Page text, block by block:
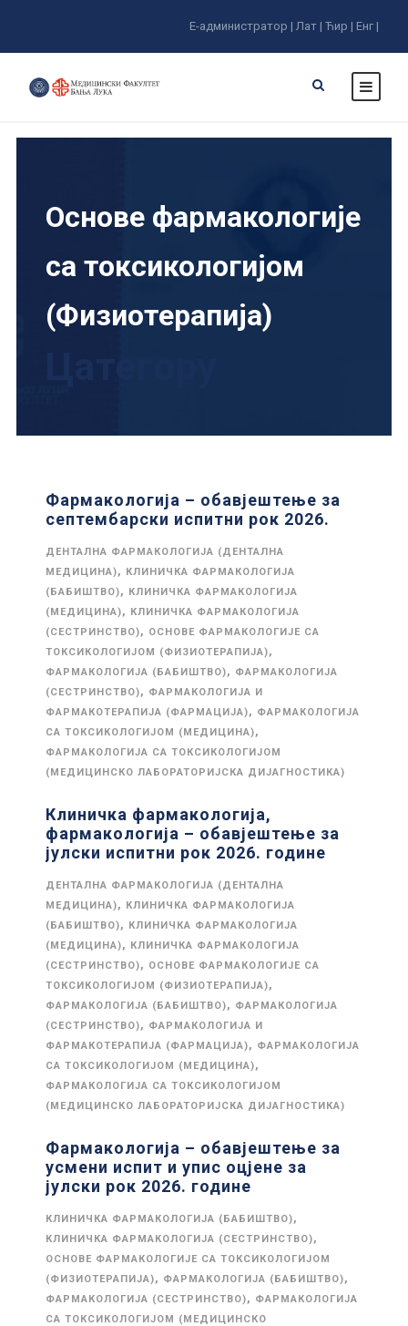
Е-администратор | Лат | Ћир | Енг |
Основе фармакологије
са токсикологијом
(Физиотерапија)
Фармакологија – обавјештење за
септембарски испитни рок 2026.
ДЕНТАЛНА ФАРМАКОЛОГИЈА (ДЕНТАЛНА
МЕДИЦИНА), КЛИНИЧКА ФАРМАКОЛОГИЈА
(БАБИШТВО), КЛИНИЧКА ФАРМАКОЛОГИЈА
(МЕДИЦИНА), КЛИНИЧКА ФАРМАКОЛОГИЈА
(СЕСТРИНСТВО), ОСНОВЕ ФАРМАКОЛОГИЈЕ СА
ТОКСИКОЛОГИЈОМ (ФИЗИОТЕРАПИЈА),
ФАРМАКОЛОГИЈА (БАБИШТВО), ФАРМАКОЛОГИЈА
(СЕСТРИНСТВО), ФАРМАКОЛОГИЈА И
ФАРМАКОТЕРАПИЈА (ФАРМАЦИЈА), ФАРМАКОЛОГИЈА
СА ТОКСИКОЛОГИЈОМ (МЕДИЦИНА),
ФАРМАКОЛОГИЈА СА ТОКСИКОЛОГИЈОМ
(МЕДИЦИНСКО ЛАБОРАТОРИЈСКА ДИЈАГНОСТИКА)
Клиничка фармакологија,
фармакологија – обавјештење за
јулски испитни рок 2026. године
ДЕНТАЛНА ФАРМАКОЛОГИЈА (ДЕНТАЛНА
МЕДИЦИНА), КЛИНИЧКА ФАРМАКОЛОГИЈА
(БАБИШТВО), КЛИНИЧКА ФАРМАКОЛОГИЈА
(МЕДИЦИНА), КЛИНИЧКА ФАРМАКОЛОГИЈА
(СЕСТРИНСТВО), ОСНОВЕ ФАРМАКОЛОГИЈЕ СА
ТОКСИКОЛОГИЈОМ (ФИЗИОТЕРАПИЈА),
ФАРМАКОЛОГИЈА (БАБИШТВО), ФАРМАКОЛОГИЈА
(СЕСТРИНСТВО), ФАРМАКОЛОГИЈА И
ФАРМАКОТЕРАПИЈА (ФАРМАЦИЈА), ФАРМАКОЛОГИЈА
СА ТОКСИКОЛОГИЈОМ (МЕДИЦИНА),
ФАРМАКОЛОГИЈА СА ТОКСИКОЛОГИЈОМ
(МЕДИЦИНСКО ЛАБОРАТОРИЈСКА ДИЈАГНОСТИКА)
Фармакологија – обавјештење за
усмени испит и упис оцјене за
јулски рок 2026. године
КЛИНИЧКА ФАРМАКОЛОГИЈА (БАБИШТВО),
КЛИНИЧКА ФАРМАКОЛОГИЈА (СЕСТРИНСТВО),
ОСНОВЕ ФАРМАКОЛОГИЈЕ СА ТОКСИКОЛОГИЈОМ
(ФИЗИОТЕРАПИЈА), ФАРМАКОЛОГИЈА (БАБИШТВО),
ФАРМАКОЛОГИЈА (СЕСТРИНСТВО), ФАРМАКОЛОГИЈА
СА ТОКСИКОЛОГИЈОМ (МЕДИЦИНСКО